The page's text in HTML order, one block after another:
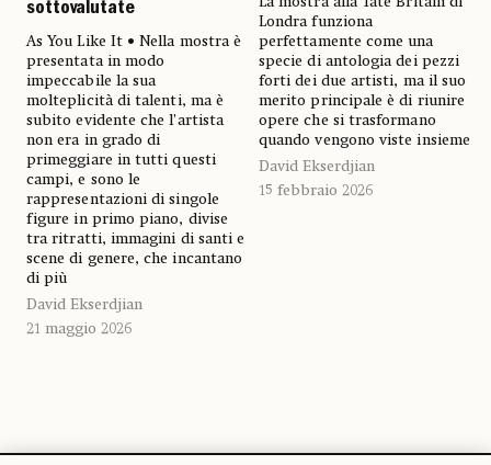
sottovalutate
As You Like It • Nella mostra è
presentata in modo
impeccabile la sua
molteplicità di talenti, ma è
subito evidente che l’artista
non era in grado di
primeggiare in tutti questi
campi, e sono le
rappresentazioni di singole
figure in primo piano, divise
tra ritratti, immagini di santi e
scene di genere, che incantano
di più
David Ekserdjian
21 maggio 2026
Londra funziona
perfettamente come una
specie di antologia dei pezzi
forti dei due artisti, ma il suo
merito principale è di riunire
opere che si trasformano
quando vengono viste insieme
David Ekserdjian
15 febbraio 2026